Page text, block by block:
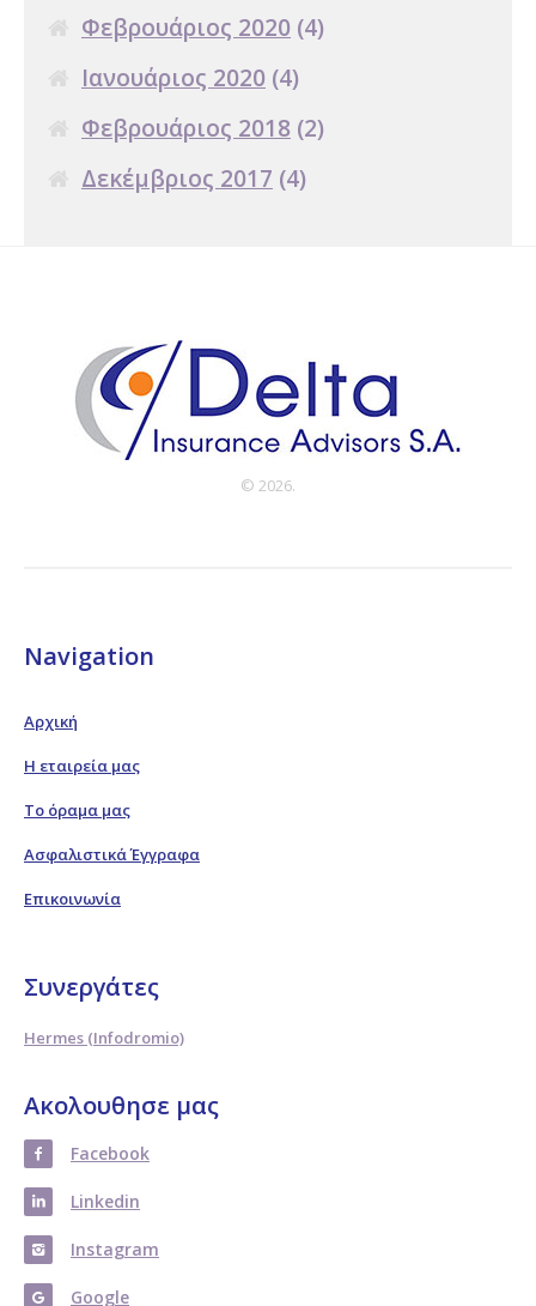
Φεβρουάριος 2020 (4)
Ιανουάριος 2020 (4)
Φεβρουάριος 2018 (2)
Δεκέμβριος 2017 (4)
© 2026.
Navigation
Αρχική
Η εταιρεία μας
Το όραμα μας
Ασφαλιστικά Έγγραφα
Επικοινωνία
Συνεργάτες
Hermes (Infodromio)
Ακολουθησε μας
Facebook
Linkedin
Instagram
Google